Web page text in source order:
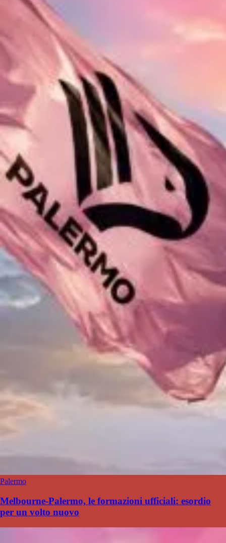
Palermo
Melbourne-Palermo, le formazioni ufficiali: esordio
per un volto nuovo